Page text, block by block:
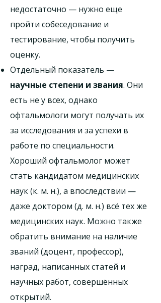
недостаточно — нужно еще
пройти собеседование и
тестирование, чтобы получить
оценку.
Отдельный показатель —
научные степени и звания. Они
есть не у всех, однако
офтальмологи могут получать их
за исследования и за успехи в
работе по специальности.
Хороший офтальмолог может
стать кандидатом медицинских
наук (к. м. н.), а впоследствии —
даже доктором (д. м. н.) всё тех же
медицинских наук. Можно также
обратить внимание на наличие
званий (доцент, профессор),
наград, написанных статей и
научных работ, совершённых
открытий.